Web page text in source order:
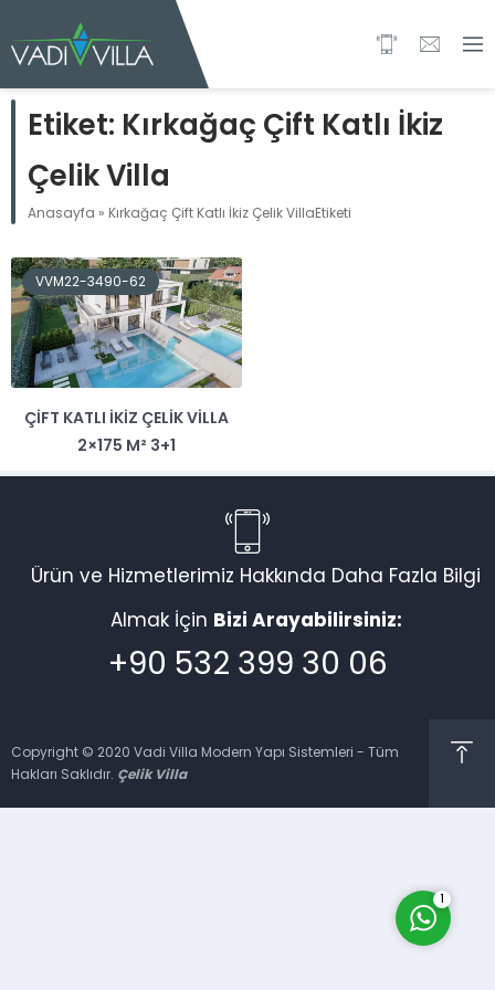
Etiket: Kırkağaç Çift Katlı İkiz
Çelik Villa
Anasayfa » Kırkağaç Çift Katlı İkiz Çelik VillaEtiketi
VVM22-3490-62
ÇIFT KATLI İKIZ ÇELIK VILLA
2×175 M² 3+1
Ürün ve Hizmetlerimiz Hakkında Daha Fazla Bilgi
Almak İçin Bizi Arayabilirsiniz:
+90 532 399 30 06
Copyright © 2020 Vadi Villa Modern Yapı Sistemleri - Tüm
Hakları Saklıdır. Çelik Villa
Vadi Villa Canlı Destek
1